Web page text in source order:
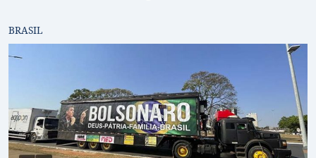
BRASIL